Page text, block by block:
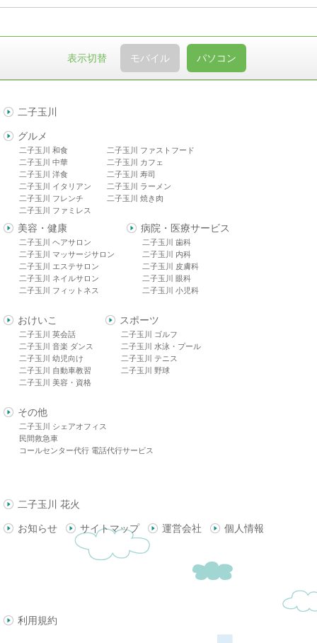
表示切替 モバイル パソコン
二子玉川
グルメ
二子玉川 和食
二子玉川 中華
二子玉川 洋食
二子玉川 イタリアン
二子玉川 フレンチ
二子玉川 ファミレス
二子玉川 ファストフード
二子玉川 カフェ
二子玉川 寿司
二子玉川 ラーメン
二子玉川 焼き肉
美容・健康
二子玉川 ヘアサロン
二子玉川 マッサージサロン
二子玉川 エステサロン
二子玉川 ネイルサロン
二子玉川 フィットネス
病院・医療サービス
二子玉川 歯科
二子玉川 内科
二子玉川 皮膚科
二子玉川 眼科
二子玉川 小児科
おけいこ
二子玉川 英会話
二子玉川 音楽 ダンス
二子玉川 幼児向け
二子玉川 自動車教習
二子玉川 美容・資格
スポーツ
二子玉川 ゴルフ
二子玉川 水泳・プール
二子玉川 テニス
二子玉川 野球
その他
二子玉川 シェアオフィス
民間救急車
コールセンター代行 電話代行サービス
二子玉川 花火
お知らせ サイトマップ 運営会社 個人情報
利用規約